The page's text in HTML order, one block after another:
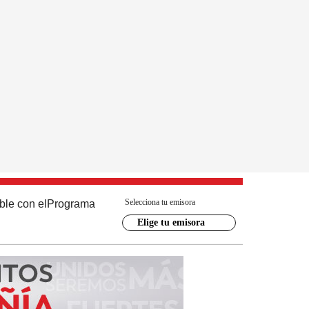
con el Programa Selecciona tu emisora
Elige tu emisora